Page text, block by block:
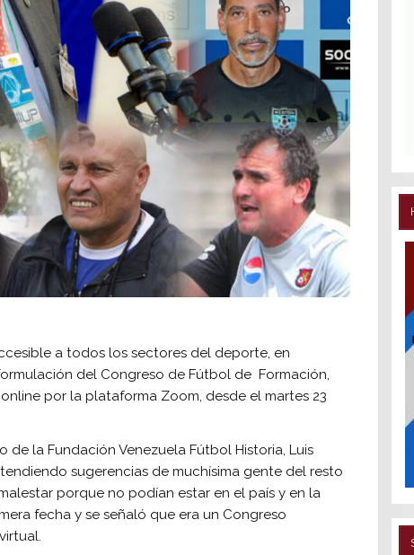
a todos los sectores del deporte, en
del Congreso de Fútbol de Formación,
por la plataforma Zoom, desde el martes 23
la Fundación Venezuela Fútbol Historia, Luis
sugerencias de muchísima gente del resto
porque no podían estar en el país y en la
fecha y se señaló que era un Congreso